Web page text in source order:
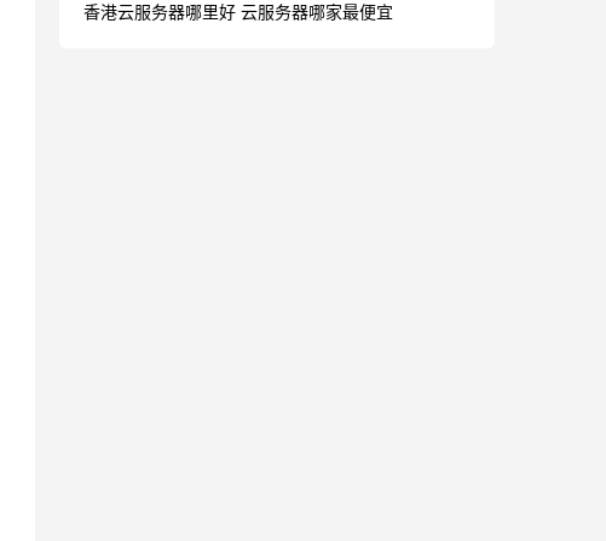
香港云服务器哪里好 云服务器哪家最便宜